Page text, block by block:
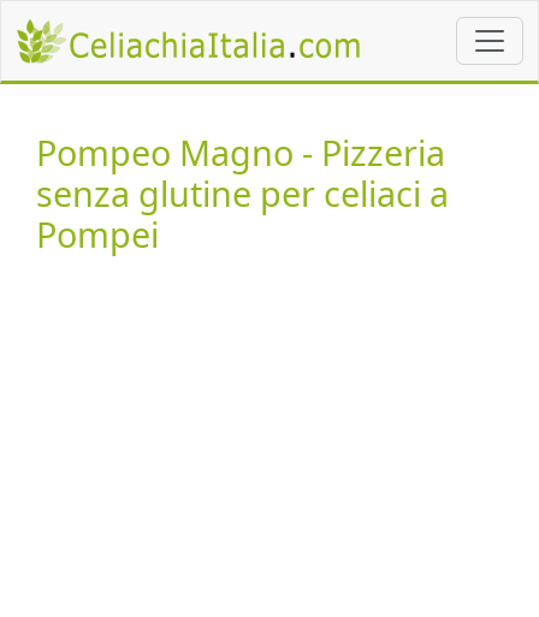
Pompeo Magno - Pizzeria
senza glutine per celiaci a
Pompei